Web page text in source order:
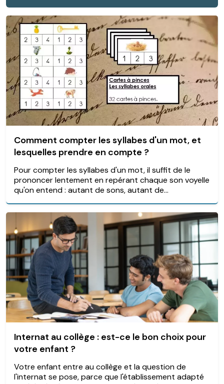
Comment compter les syllabes d'un mot, et
lesquelles prendre en compte ?
Pour compter les syllabes d'un mot, il suffit de le
prononcer lentement en repérant chaque son voyelle
qu'on entend : autant de sons, autant de...
Internat au collège : est-ce le bon choix pour
votre enfant ?
Votre enfant entre au collège et la question de
l'internat se pose, parce que l'établissement adapté